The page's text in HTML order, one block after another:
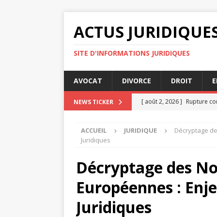
ACTUS
SITE D'INFORMATIONS JURIDIQUES
AVOCAT DIVORCE DROIT
NEWS TICKER [ août 2, 2026 ] Rupture
[ juillet 30, 2026 ]
[ juillet 27, 2026 ]
3
[ août 4, 2026 ]
Maîtriser
ACCUEIL JURIDIQUE
Décryptage
Juridiques
Décryptage des
Européennes :
Juridiques